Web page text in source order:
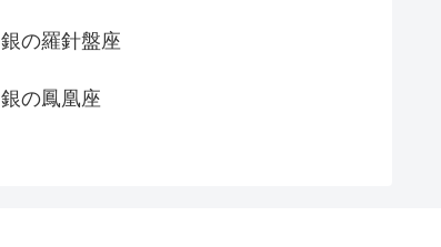
銀の羅針盤座
銀の鳳凰座